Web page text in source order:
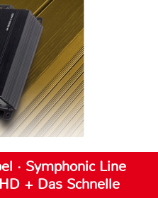
· Symphonic Line
+ Das Schnelle